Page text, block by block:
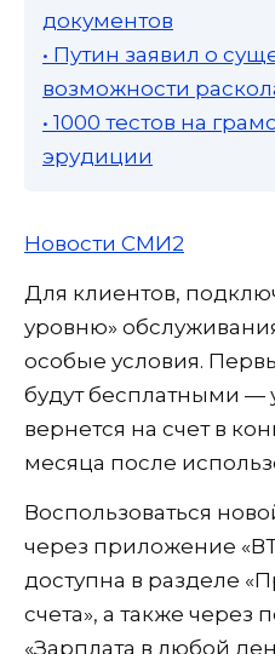
документов
• Путин заявил о
возможности
• 1000 тестов на
эрудиции
Новости СМИ2
Для клиентов,
уровню»
особые условия.
будут бесплатными —
вернется на счет в
месяца после
Воспользоваться
через приложение
доступна в разделе
счета», а также через
«Зарплата в любой